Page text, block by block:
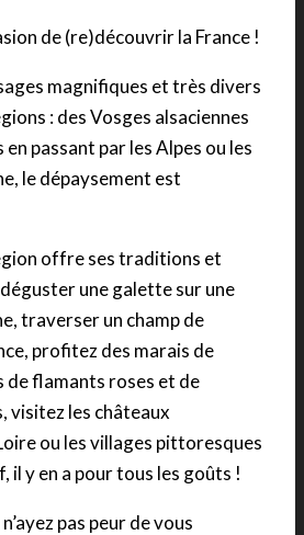
de (re)découvrir la France !
magnifiques et très divers
: des Vosges alsaciennes
passant par les Alpes ou les
le dépaysement est
offre ses traditions et
une galette sur une
traverser un champ de
profitez des marais de
de flamants roses et de
visitez les châteaux
ou les villages pittoresques
il y en a pour tous les goûts !
pas peur de vous